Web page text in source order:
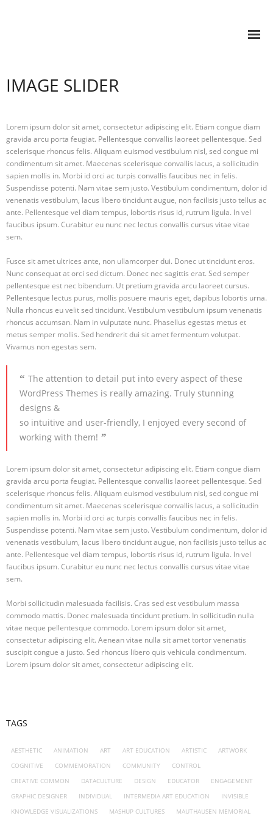
Research
- Spaces of Commemoration and Communication
- VIS-A-VIS Medien.Kunst.Bildung
- Synthesis and Nullification
- Mashup Cultures
- Future Learning Spaces
- (e)Pedagogy–Visual Knowledge Building
- Virtual School–kunstnetzwerk.at
Open Access
IMAGE SLIDER
Lorem ipsum dolor sit amet, consectetur adipiscing elit. Etiam congue diam
gravida arcu porta feugiat. Pellentesque convallis laoreet pellentesque. Sed
scelerisque rhoncus felis. Aliquam euismod vestibulum nisl, sed congue mi
condimentum sit amet. Maecenas scelerisque convallis lacus, a sollicitudin
sapien mollis in. Morbi id orci ac turpis convallis faucibus nec in felis.
Suspendisse potenti. Nam vitae sem justo. Vestibulum condimentum, dolor id
venenatis vestibulum, lacus libero tincidunt augue, non facilisis justo tellus ac
ante. Pellentesque vel diam tempus, lobortis risus id, rutrum ligula. In vel
faucibus ipsum. Curabitur eu nunc nec lectus convallis cursus vitae vitae
sem.
Fusce sit amet ultrices ante, non ullamcorper dui. Donec ut tincidunt eros.
Nunc consequat at orci sed dictum. Donec nec sagittis erat. Sed semper
pellentesque est nec bibendum. Ut pretium gravida arcu laoreet cursus.
Pellentesque lectus purus, mollis posuere mauris eget, dapibus lobortis urna.
Nulla rhoncus eu velit sed tincidunt. Vestibulum vestibulum ipsum venenatis
rhoncus accumsan. Nam in vulputate nunc. Phasellus egestas metus et
metus semper mollis. Sed hendrerit dui sit amet fermentum volutpat.
Vivamus non egestas sem.
The attention to detail put into every aspect of these
WordPress Themes is really amazing. Truly stunning
designs &
so intuitive and user-friendly, I enjoyed every second of
working with them!
Lorem ipsum dolor sit amet, consectetur adipiscing elit. Etiam congue diam
gravida arcu porta feugiat. Pellentesque convallis laoreet pellentesque. Sed
scelerisque rhoncus felis. Aliquam euismod vestibulum nisl, sed congue mi
condimentum sit amet. Maecenas scelerisque convallis lacus, a sollicitudin
sapien mollis in. Morbi id orci ac turpis convallis faucibus nec in felis.
Suspendisse potenti. Nam vitae sem justo. Vestibulum condimentum, dolor id
venenatis vestibulum, lacus libero tincidunt augue, non facilisis justo tellus ac
ante. Pellentesque vel diam tempus, lobortis risus id, rutrum ligula. In vel
faucibus ipsum. Curabitur eu nunc nec lectus convallis cursus vitae vitae
sem.
Morbi sollicitudin malesuada facilisis. Cras sed est vestibulum massa
commodo mattis. Donec malesuada tincidunt pretium. In sollicitudin nulla
vitae neque pellentesque commodo. Lorem ipsum dolor sit amet,
consectetur adipiscing elit. Aenean vitae nulla sit amet tortor venenatis
suscipit congue a justo. Sed rhoncus libero quis vehicula condimentum.
Lorem ipsum dolor sit amet, consectetur adipiscing elit.
TAGS
AESTHETIC ANIMATION ART ART EDUCATION ARTISTIC
ARTWORK
COGNITIVE
COMMEMORATION COMMUNITY
CONTROL
CREATIVE COMMON
DATACULTURE DESIGN EDUCATOR
ENGAGEMENT
GRAPHIC DESIGNER
INDIVIDUAL INTERMEDIA ART EDUCATION
INVISIBLE
KNOWLEDGE VISUALIZATIONS
MASHUP CULTURES MAUTHAUSEN MEMORIAL